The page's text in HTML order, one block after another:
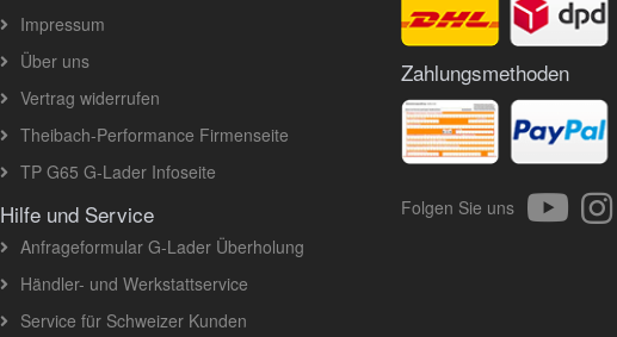
Impressum
Über uns
Vertrag widerrufen
Theibach-Performance Firmenseite
TP G65 G-Lader Infoseite
Hilfe und Service
Anfrageformular G-Lader Überholung
Händler- und Werkstattservice
Service für Schweizer Kunden
Zahlungsmethoden
Folgen Sie uns